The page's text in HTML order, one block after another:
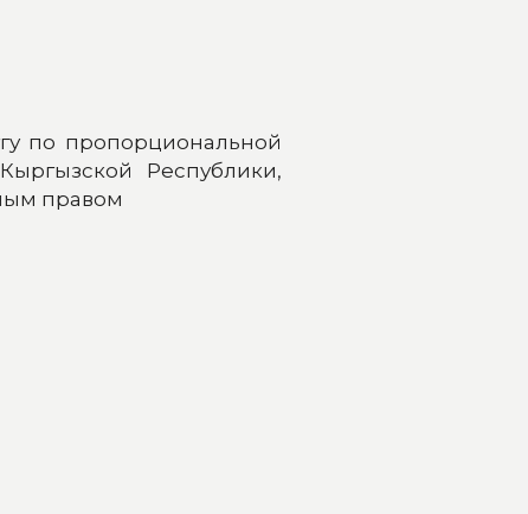
по пропорциональной
Республики,
правом